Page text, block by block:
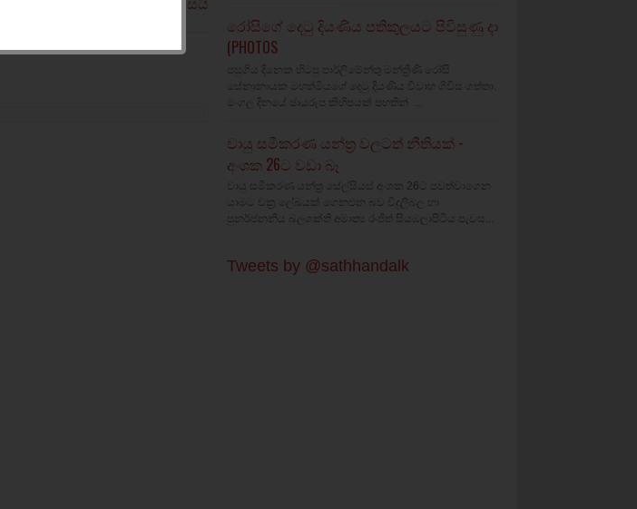
රෝසිගේ දෙටු දියණිය පතිකුලයට පිවිසුණු දා
(PHOTOS
පසුගිය දිනෙක හිටපු පාර්ලිමේන්තු මන්ත්‍රීණි රෝසි
සේනානායක මහත්මියගේ දෙටු දියණිය විවාහ ගිවිස ගත්තා.
මංගල දිනයේ ඡායරූප කිහිපයක් පහතින් ...
වායු සමීකරණ යන්ත්‍ර වලටත් නීතියක් -
අංශක 26ට වඩා බෑ
වායු සමීකරණ යන්ත්‍ර සේල්සියස් අංශක 26ට පවත්වාගෙන
යාමට චක්‍ර ලේඛයක් ගෙනඑන බව විදුලිබල හා
පුනර්ජනනීය බලශක්ති අමාත්‍ය රංජිත් සියඹලාපිටිය පැවස...
Tweets by @sathhandalk